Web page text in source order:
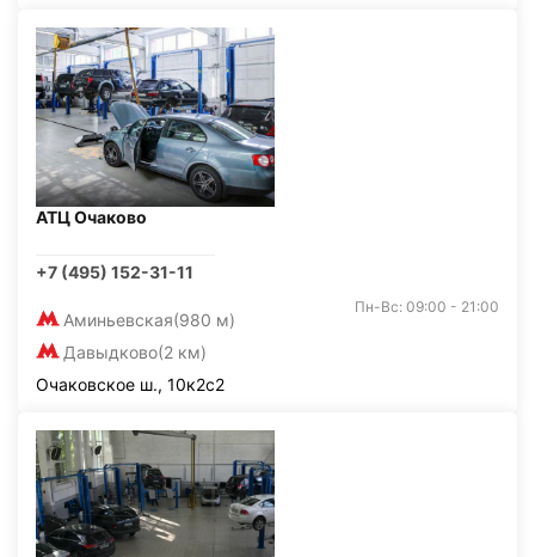
АТЦ Очаково
+7 (495) 152-31-11
Аминьевская(980 м)
Давыдково(2 км)
Пн-Вс: 09:00 - 21:00
Очаковское ш., 10к2с2